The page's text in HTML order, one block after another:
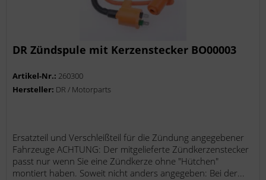
DR Zündspule mit Kerzenstecker BO00003
Artikel-Nr.: 260300
Hersteller: DR / Motorparts
Ersatzteil und Verschleißteil für die Zündung angegebener
Fahrzeuge ACHTUNG: Der mitgelieferte Zündkerzenstecker
passt nur wenn Sie eine Zündkerze ohne "Hütchen"
montiert haben. Soweit nicht anders angegeben: Bei der...